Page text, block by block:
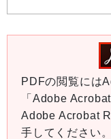
PDFの閲覧には
「Adobe
Adobe Acrobat
手してください。